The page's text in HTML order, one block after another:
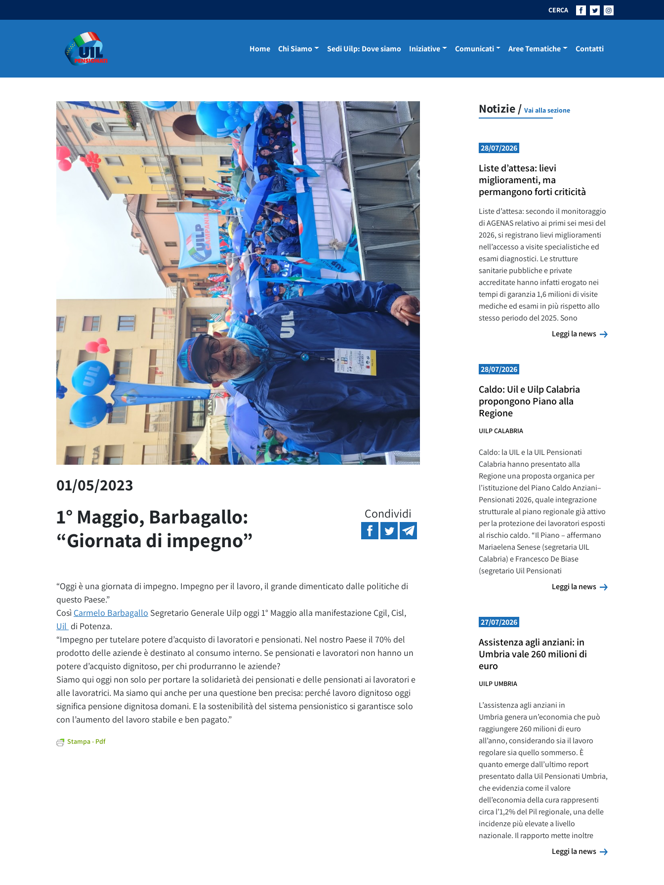
CERCA
Navigazione principale Home Chi Siamo Sedi Uilp: Dove siamo Iniziative Comunicati Aree Tematiche Contatti
01/05/2023
1° Maggio, Barbagallo:
“Giornata di impegno”
Condividi
“Oggi è una giornata di impegno. Impegno per il lavoro, il grande dimenticato dalle politiche di
questo Paese.”
Così Carmelo Barbagallo Segretario Generale Uilp oggi 1° Maggio alla manifestazione Cgil, Cisl,
Uil di Potenza.
“Impegno per tutelare potere d’acquisto di lavoratori e pensionati. Nel nostro Paese il 70% del
prodotto delle aziende è destinato al consumo interno. Se pensionati e lavoratori non hanno un
potere d’acquisto dignitoso, per chi produrranno le aziende?
Siamo qui oggi non solo per portare la solidarietà dei pensionati e delle pensionati ai lavoratori e
alle lavoratrici. Ma siamo qui anche per una questione ben precisa: perché lavoro dignitoso oggi
significa pensione dignitosa domani. E la sostenibilità del sistema pensionistico si garantisce solo
con l’aumento del lavoro stabile e ben pagato.”
Stampa - Pdf
Notizie / Vai alla sezione
28/07/2026
Liste d’attesa: lievi
miglioramenti, ma
permangono forti criticità
Liste d’attesa: secondo il monitoraggio
di AGENAS relativo ai primi sei mesi del
2026, si registrano lievi miglioramenti
nell’accesso a visite specialistiche ed
esami diagnostici. Le strutture
sanitarie pubbliche e private
accreditate hanno infatti erogato nei
tempi di garanzia 1,6 milioni di visite
mediche ed esami in più rispetto allo
stesso periodo del 2025. Sono
Leggi la news
Leggi la news
28/07/2026
Caldo: Uil e Uilp Calabria
propongono Piano alla
Regione
UILP CALABRIA
Caldo: la UIL e la UIL Pensionati
Calabria hanno presentato alla
Regione una proposta organica per
l’istituzione del Piano Caldo Anziani–
Pensionati 2026, quale integrazione
strutturale al piano regionale già attivo
per la protezione dei lavoratori esposti
al rischio caldo. “Il Piano – affermano
Mariaelena Senese (segretaria UIL
Calabria) e Francesco De Biase
(segretario Uil Pensionati
Leggi la news
Leggi la news
27/07/2026
Assistenza agli anziani: in
Umbria vale 260 milioni di
euro
UILP UMBRIA
L’assistenza agli anziani in
Umbria genera un’economia che può
raggiungere 260 milioni di euro
all’anno, considerando sia il lavoro
regolare sia quello sommerso. È
quanto emerge dall’ultimo report
presentato dalla Uil Pensionati Umbria,
che evidenzia come il valore
dell’economia della cura rappresenti
circa l’1,2% del Pil regionale, una delle
incidenze più elevate a livello
nazionale. Il rapporto mette inoltre
Leggi la news
Leggi la news